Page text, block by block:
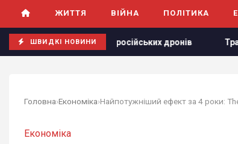
ЖИТТЯ ВІЙНА ПОЛІТИКА
ШВИДКІ НОВИНИ
російських дронів Трамп розлютився
Головна›Економіка›
Економіка